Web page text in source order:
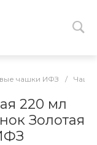
чашки ИФЗ /
220 мл
Золотая